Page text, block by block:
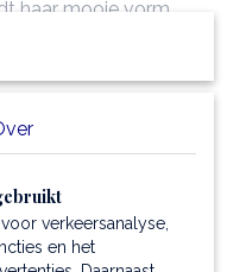
haar mooie vorm,
handtas
italiaans leer
verkeersanalyse,
en het